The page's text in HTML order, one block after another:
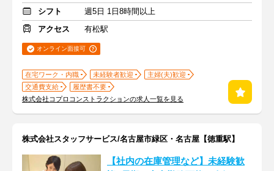
シフト
週5日 1日8時間以上
アクセス
有松駅
オンライン面接可
在宅ワーク・内職 未経験者歓迎
主婦(夫)歓迎
交通費支給
履歴書不要
株式会社コプロコンストラクションの求人一覧を見る
株式会社スタッフサービス/名古屋市緑区・名古屋【徳重駅】
【社内の在庫管理など】未経験歓